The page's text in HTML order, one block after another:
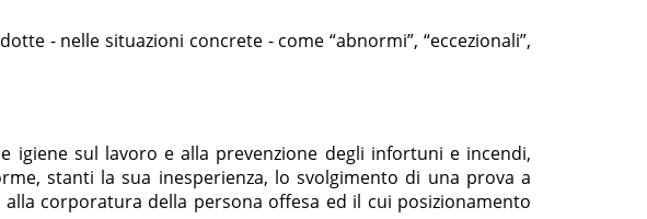
- nelle situazioni concrete - come “abnormi”, “eccezionali”,
igiene sul lavoro e alla prevenzione degli infortuni e incendi,
stanti la sua inesperienza, lo svolgimento di una prova a
corporatura della persona offesa ed il cui posizionamento